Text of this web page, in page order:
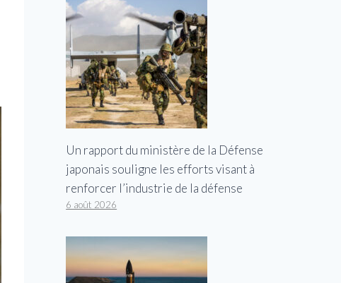
Un rapport du ministère de la Défense
japonais souligne les efforts visant à
renforcer l’industrie de la défense
6 août 2026